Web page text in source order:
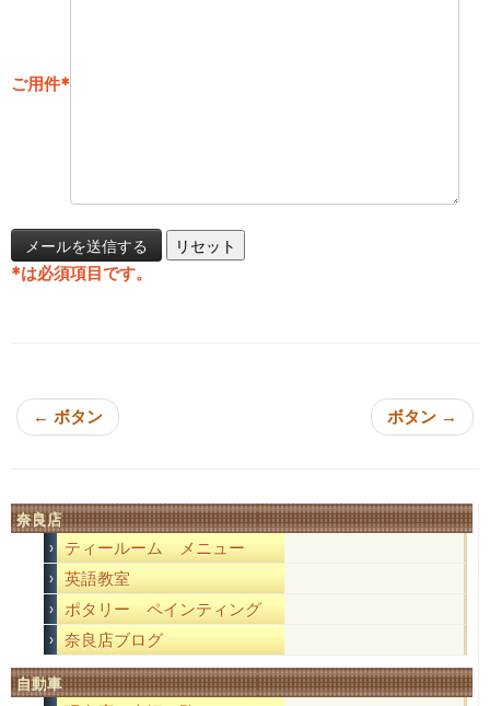
ご用件*
*は必須項目です。
← ボタン ボタン →
奈良店
ティールーム メニュー
英語教室
ポタリー ペインティング
奈良店ブログ
自動車